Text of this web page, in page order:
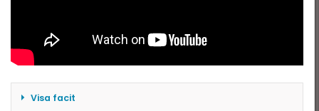
Visa facit